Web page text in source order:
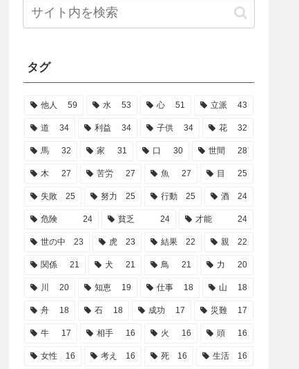
タグ
他人 59 水 53 心 51 立派 43
道 34 利益 34 子供 34 花 32
馬 32 家 31 口 30 世間 28
木 27 苦労 27 魚 27 目 25
失敗 25 努力 25 行動 25 酒 24
危険 24 貧乏 24 才能 24
世の中 23 虎 23 結果 22 親 22
関係 21 犬 21 鳥 21 力 20
川 20 知恵 19 仕事 18 山 18
舟 18 石 18 成功 17 災難 17
牛 17 相手 16 火 16 頭 16
女性 16 考え 16 死 16 生活 16